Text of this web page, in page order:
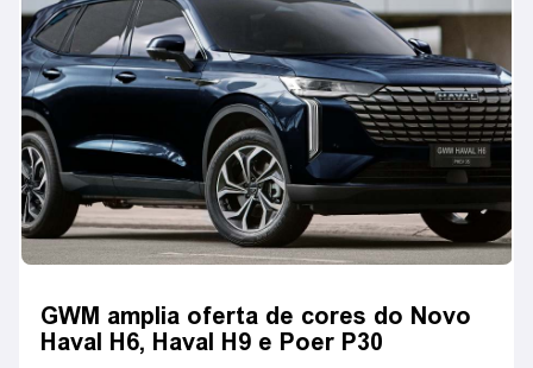
GWM amplia oferta de cores do Novo
Haval H6, Haval H9 e Poer P30